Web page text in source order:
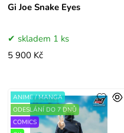
Gi Joe Snake Eyes
skladem 1 ks
5 900 Kč
ANIME / MANGA
ODESLÁNÍ DO 7 DNŮ
COMICS